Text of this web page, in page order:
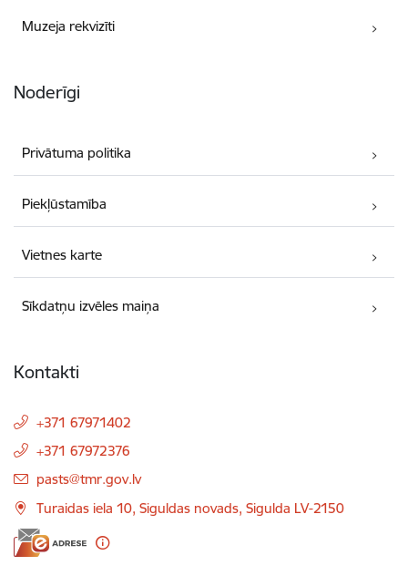
Muzeja rekvizīti
Noderīgi
Privātuma politika
Piekļūstamība
Vietnes karte
Sīkdatņu izvēles maiņa
Kontakti
+371 67971402
+371 67972376
E-pasts:
pasts@tmr.gov.lv
Turaidas iela 10, Siguldas novads, Sigulda LV-2150